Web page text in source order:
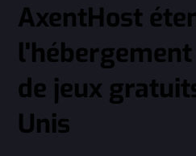
AxentHost
de jeux
Unis